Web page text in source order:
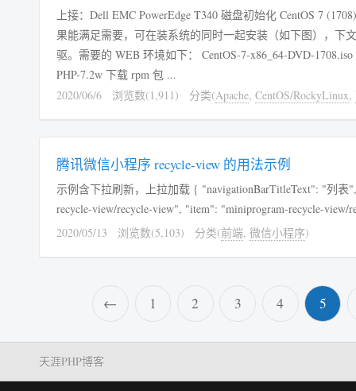
上接：Dell EMC PowerEdge T340 磁盘初始化 CentOS 7
果能满足需要，可在装系统的同时一起安装（如下图），下文就不需要看了。 客户的服务器，禁止联
驱。需要的 WEB 环境如下： CentOS-7-x86_64-DVD-1708.iso Nginx-1.18.0-1.el7.ngx.x86_64 MySQL-community-server-8.0.20-1.el7.x86_64
PHP-7.2w 下载 rpm 包 ...
2020/06/6
浏览数(1,911) 分类(Apache, CentOS/RockyLinux,
腾讯微信小程序 recycle-view 的用法示例
示例含下拉刷新，上拉加载 { "navigationBarTitleText": "列表", "enablePullDownRefresh": true, "usingComponents": { "list": "miniprogram-
2020/05/13 浏览数(5,103) 分类(前端, 微信小程序)
← 1 2 3 4 5
天涯PHP博客